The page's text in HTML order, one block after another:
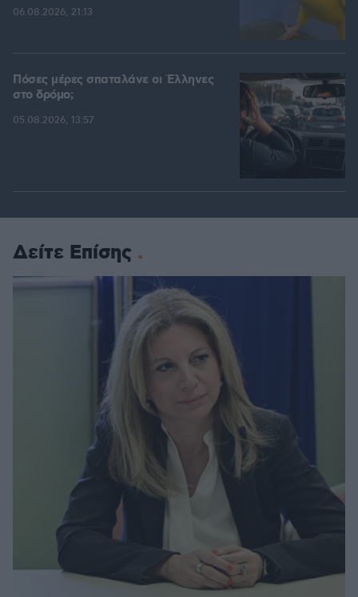
06.08.2026, 21:13
Πόσες μέρες σπαταλάνε οι Έλληνες
στο δρόμο;
05.08.2026, 13:57
Δείτε Επίσης